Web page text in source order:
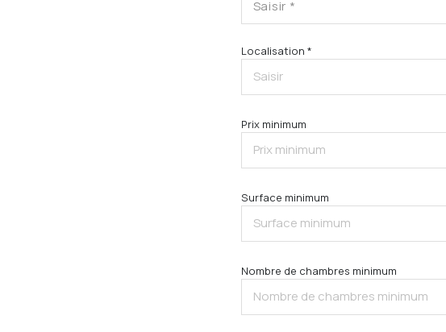
Saisir *
Localisation *
Prix minimum
Surface minimum
Nombre de chambres minimum